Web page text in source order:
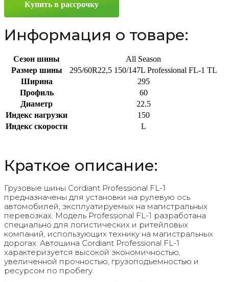
150/147L
Купить в рассрочку
Информация о товаре:
Сезон шины
All Season
Размер шины
295/60R22,5 150/147L Professional FL-1 TL
Ширина
295
Профиль
60
Диаметр
22.5
Индекс нагрузки
150
Индекс скорости
L
Краткое описание:
Грузовые шины Cordiant Professional FL-1
предназначены для установки на рулевую ось
автомобилей, эксплуатируемых на магистральных
перевозках. Модель Professional FL-1 разработана
специально для логистических и ритейловых
компаний, использующих технику на магистральных
дорогах. Автошина Cordiant Professional FL-1
характеризуется высокой экономичностью,
увеличенной прочностью, грузоподъемностью и
ресурсом по пробегу.